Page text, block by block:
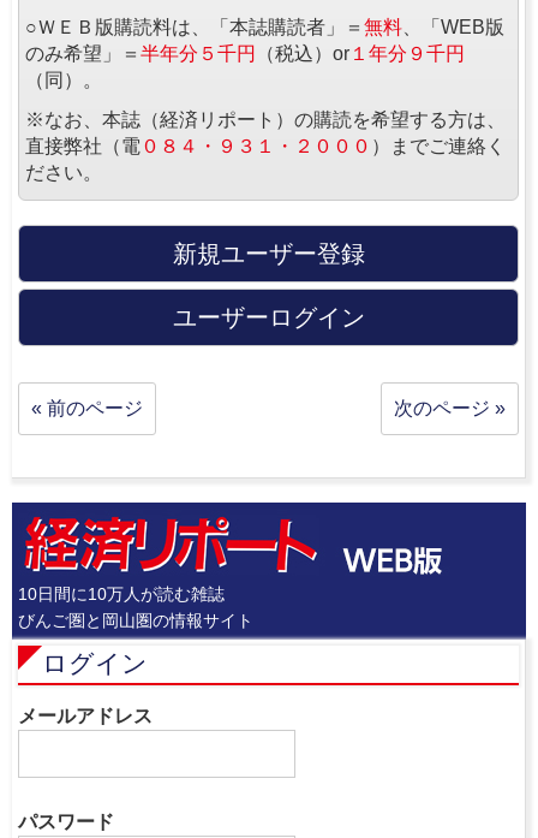
○ＷＥＢ版購読料は、「本誌購読者」＝ 無料 、「WEB版
のみ希望」＝ 半年分５千円 （税込）or １年分９千円
（同）。
※なお、本誌（経済リポート）の購読を希望する方は、
直接弊社（電 ０８４・９３１・２０００ ）までご連絡く
ださい。
新規ユーザー登録
ユーザーログイン
« 前のページ 次のページ »
10日間に10万人が読む雑誌
びんご圏と岡山圏の情報サイト
ログイン
メールアドレス
パスワード